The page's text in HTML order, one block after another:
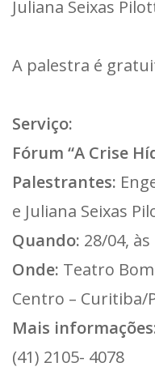
Juliana Seixas
A palestra é
Serviço:
Fórum “A Crise
Palestrantes:
e Juliana Seixas
Quando: 28/04, às
Onde: Teatro Bom
Centro – Curitiba/
Mais
(41) 2105- 4078